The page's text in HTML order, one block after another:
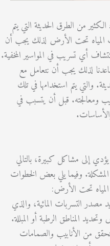
الطرق الحديثة التي يتم
تحت الأرض لذلك يجب أن
تسريب في المواسير المخفية.
لذلك يجب أن نتعامل مع
يتم استخدامها في تلك
قبل أن يتسبب في
مشاكل كبيرة، بالتالي
وفيما يلي بعض الخطوات
تحت الأرض:
المائية، والذي
الرطبة أو المبللة.
الأنابيب والصمامات